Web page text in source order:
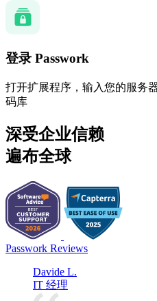
登录 Passwork
打开扩展程序，输入您的服务
码库
深受企业信赖
遍布全球
Passwork Reviews
Davide L.
IT 经理